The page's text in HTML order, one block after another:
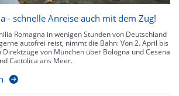
- schnelle Anreise auch mit dem Zug!
Romagna in wenigen Stunden von Deutschland
autofrei reist, nimmt die Bahn: Von 2. April bis
von München über Bologna und Cesena
Cattolica ans Meer.